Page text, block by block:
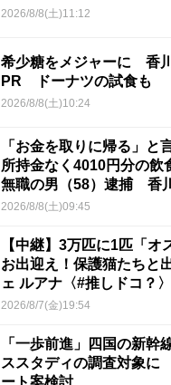
2026/8/8(土)11:12
希少糖をメジャーに 香
PR ドーナツの試食も
2026/8/8(土)10:24
「お金を取りに帰る」
所持金なく4010円分の
無職の男（58）逮捕 香
2026/8/8(土)09:45
【中継】3万匹に1匹「オ
お出迎え！保護猫たちと
ェ ルアナ〈#推しドコ？〉
2026/8/7(金)19:54
「一歩前進」四国の新
ススタディの調査対象
ート案検討